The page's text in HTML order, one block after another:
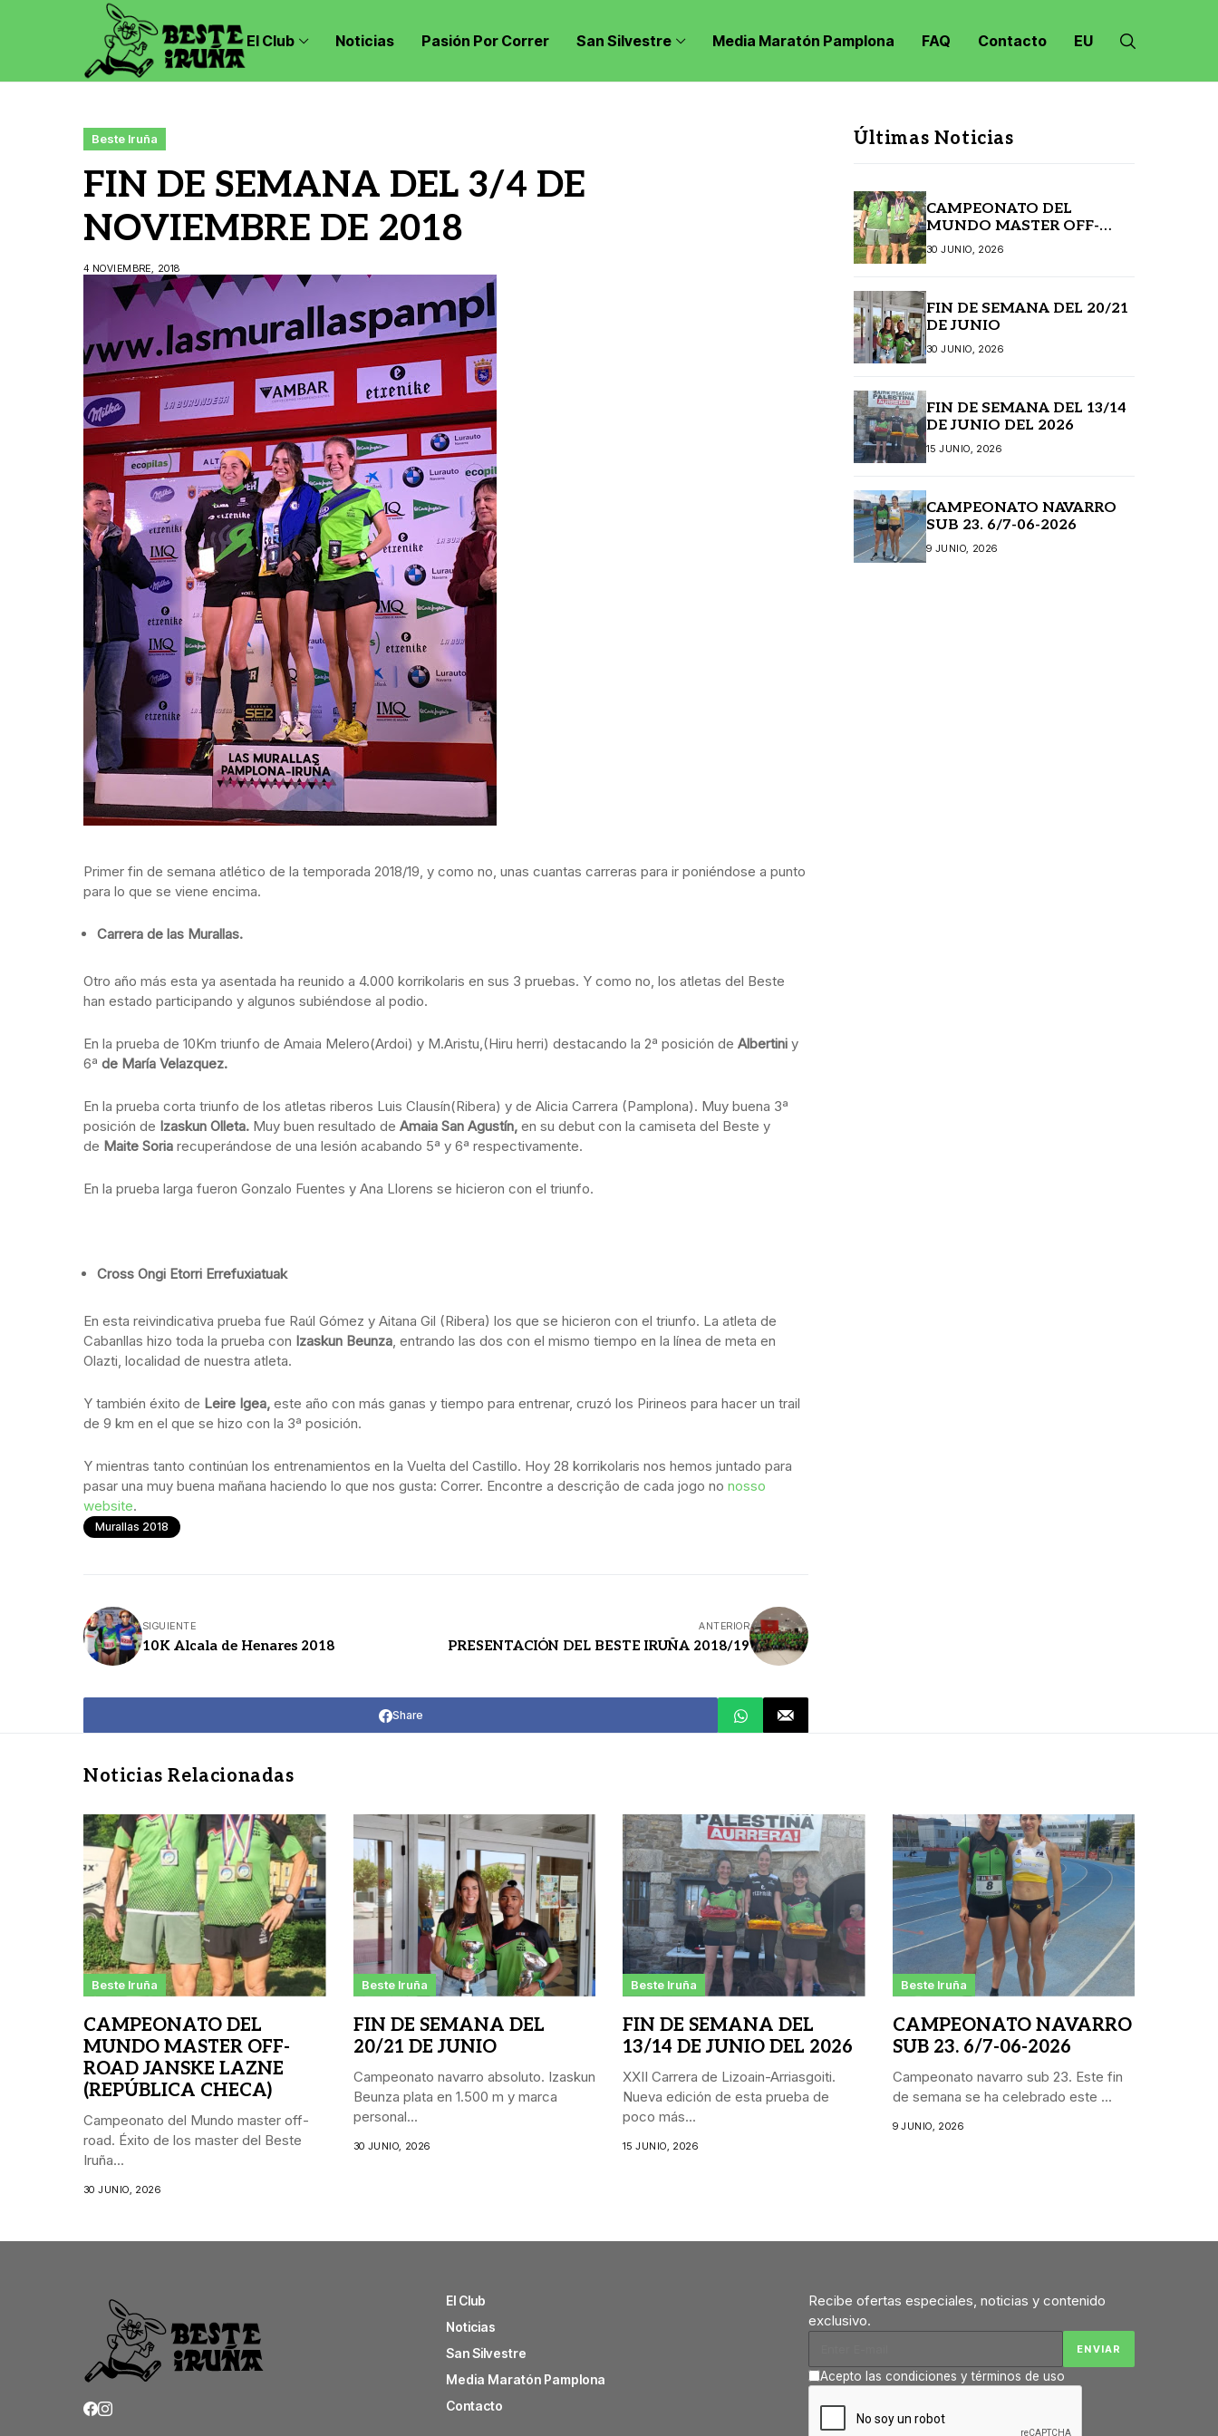
El Club Noticias Pasión Por Correr San Silvestre Media Maratón Pamplona FAQ Contacto EU
Beste Iruña
FIN DE SEMANA DEL 3/4 DE
NOVIEMBRE DE 2018
4 NOVIEMBRE, 2018
Primer fin de semana atlético de la temporada 2018/19, y como no, unas cuantas carreras para ir poniéndose a punto
para lo que se viene encima.
Carrera de las Murallas.
Otro año más esta ya asentada ha reunido a 4.000 korrikolaris en sus 3 pruebas. Y como no, los atletas del Beste
han estado participando y algunos subiéndose al podio.
En la prueba de 10Km triunfo de Amaia Melero(Ardoi) y M.Aristu,(Hiru herri) destacando la 2ª posición de Albertini y
6ª de María Velazquez.
En la prueba corta triunfo de los atletas riberos Luis Clausín(Ribera) y de Alicia Carrera (Pamplona). Muy buena 3ª
posición de Izaskun Olleta. Muy buen resultado de Amaia San Agustín, en su debut con la camiseta del Beste y
de Maite Soria recuperándose de una lesión acabando 5ª y 6ª respectivamente.
En la prueba larga fueron Gonzalo Fuentes y Ana Llorens se hicieron con el triunfo.
Cross Ongi Etorri Errefuxiatuak
En esta reivindicativa prueba fue Raúl Gómez y Aitana Gil (Ribera) los que se hicieron con el triunfo. La atleta de
Cabanllas hizo toda la prueba con Izaskun Beunza, entrando las dos con el mismo tiempo en la línea de meta en
Olazti, localidad de nuestra atleta.
Y también éxito de Leire Igea, este año con más ganas y tiempo para entrenar, cruzó los Pirineos para hacer un trail
de 9 km en el que se hizo con la 3ª posición.
Y mientras tanto continúan los entrenamientos en la Vuelta del Castillo. Hoy 28 korrikolaris nos hemos juntado para
pasar una muy buena mañana haciendo lo que nos gusta: Correr. Encontre a descrição de cada jogo no nosso
website.
Murallas 2018
SIGUIENTE
10K Alcala de Henares 2018
ANTERIOR
PRESENTACIÓN DEL BESTE IRUÑA 2018/19
Share
Últimas Noticias
CAMPEONATO DEL
MUNDO MASTER OFF-
ROAD JANSKE LAZNE
(REPÚBLICA CHECA)
30 JUNIO, 2026
FIN DE SEMANA DEL 20/21
DE JUNIO
30 JUNIO, 2026
FIN DE SEMANA DEL 13/14
DE JUNIO DEL 2026
15 JUNIO, 2026
CAMPEONATO NAVARRO
SUB 23. 6/7-06-2026
9 JUNIO, 2026
Noticias Relacionadas
Beste Iruña
CAMPEONATO DEL
MUNDO MASTER OFF-
ROAD JANSKE LAZNE
(REPÚBLICA CHECA)
Campeonato del Mundo master off-
road. Éxito de los master del Beste
Iruña...
30 JUNIO, 2026
Beste Iruña
FIN DE SEMANA DEL
20/21 DE JUNIO
Campeonato navarro absoluto. Izaskun
Beunza plata en 1.500 m y marca
personal...
30 JUNIO, 2026
Beste Iruña
FIN DE SEMANA DEL
13/14 DE JUNIO DEL 2026
XXII Carrera de Lizoain-Arriasgoiti.
Nueva edición de esta prueba de
poco más...
15 JUNIO, 2026
Beste Iruña
CAMPEONATO NAVARRO
SUB 23. 6/7-06-2026
Campeonato navarro sub 23. Este fin
de semana se ha celebrado este ...
9 JUNIO, 2026
El Club
Noticias
San Silvestre
Media Maratón Pamplona
Contacto
Recibe ofertas especiales, noticias y contenido
exclusivo.
Acepto las condiciones y términos de uso